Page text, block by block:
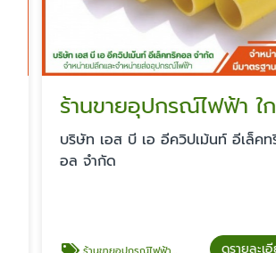
ร้านขายอุปกรณ์ไฟฟ้า ใกล้ฉัน
บริษัท เอส บี เอ อีควิปเม้นท์ อีเล็คทริค
อล จำกัด
ดูรายละเอียด